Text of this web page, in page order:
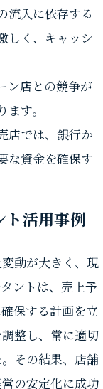
流入に依存する
しく、キャッシ
ン店との競争が
す。
店では、銀行か
な資金を確保す
ト活用事例
動が大きく、現
ントは、売上予
保する計画を立
整し、常に適切
その結果、店舗
の安定化に成功